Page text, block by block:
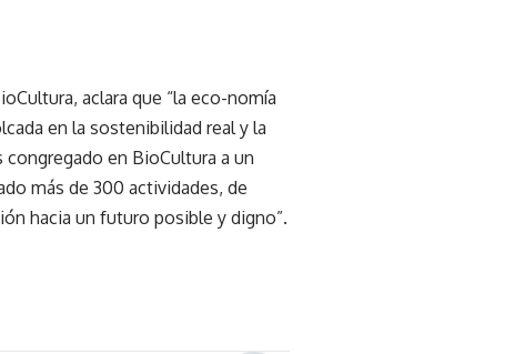
aclara que “la eco-nomía
en la sostenibilidad real y la
en BioCultura a un
más de 300 actividades, de
hacia un futuro posible y digno”.